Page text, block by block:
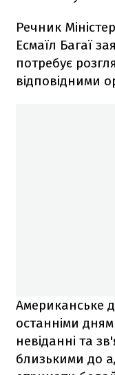
Речник
Есмаїл Багаї
потребує
відповідними
Американське
останніми
невіданні та
близькими до